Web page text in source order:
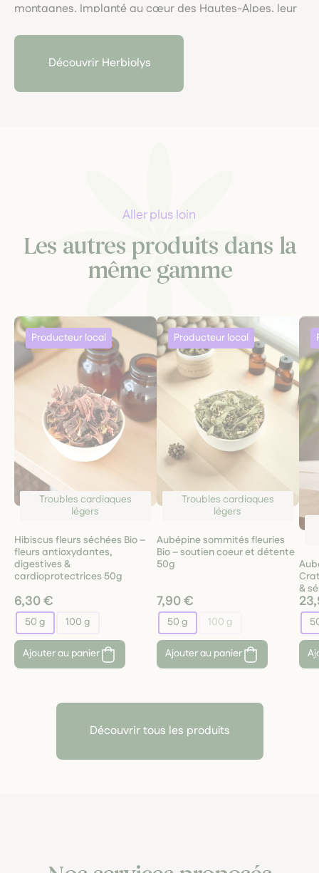
montagnes. Implanté au cœur des Hautes-Alpes, leur
exemplaire et allie rigueur scientifique, macérations
locales et engagement pour une santé naturelle
Découvrir Herbiolys
Aller plus loin
Les autres produits dans la
même gamme
Troubles cardiaques
légers
Hibiscus fleurs séchées Bio –
fleurs antioxydantes,
digestives &
cardioprotectrices 50g
6,30 €
50 g 100 g
Ajouter au panier
Troubles cardiaques
légers
Aubépine sommités fleuries
Bio – soutien coeur et détente
50g
7,90 €
50 g 100 g
Ajouter au panier
&
Découvrir tous les produits